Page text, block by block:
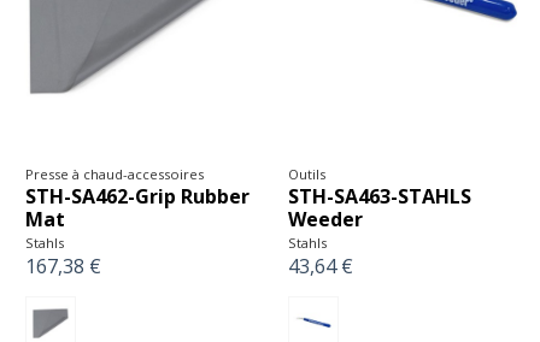
Presse à chaud-accessoires
STH-SA462-Grip Rubber
Mat
Stahls
167,38 €
Outils
STH-SA463-STAHLS
Weeder
Stahls
43,64 €